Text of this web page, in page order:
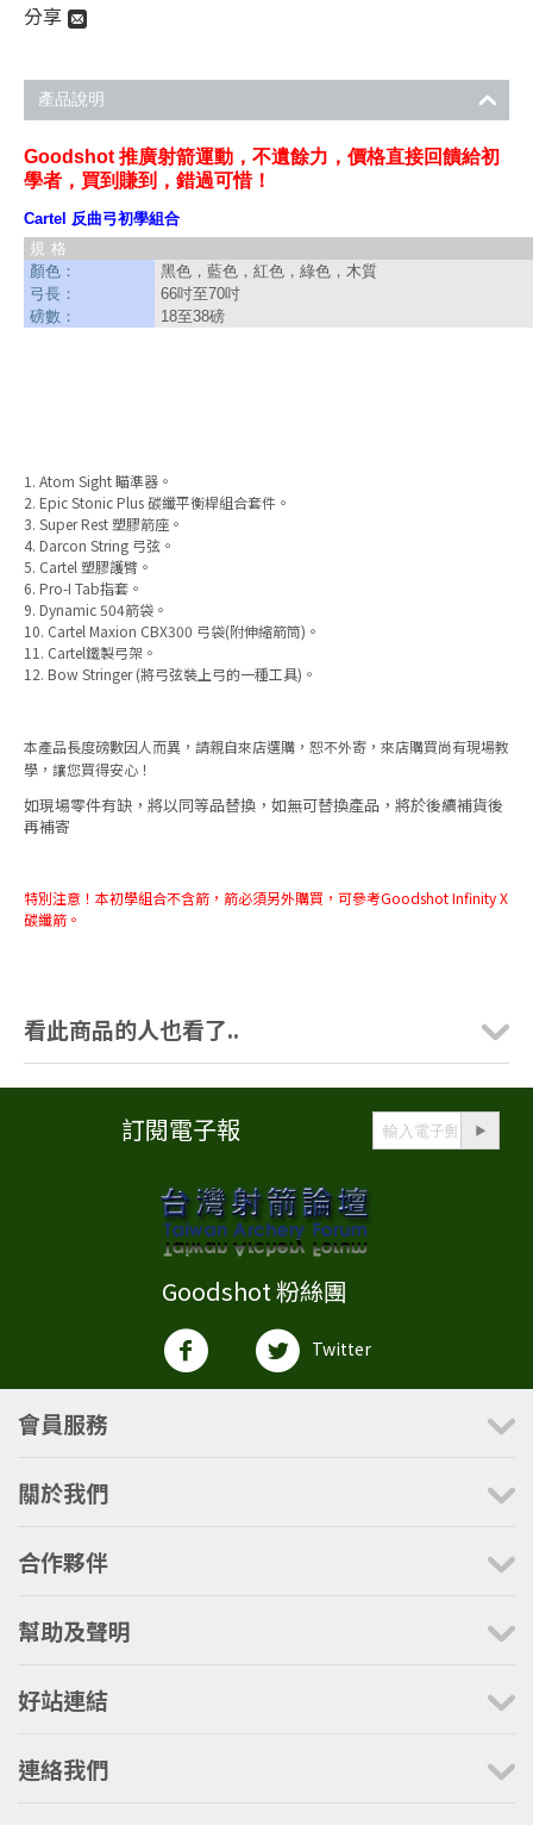
分享
產品說明
Goodshot 推廣射箭運動，不遺餘力，價格直接回饋給初
學者，買到賺到，錯過可惜！
Cartel 反曲弓初學組合
規格
顏色：
黑色，藍色，紅色，綠色，木質
弓長：
66吋至70吋
磅數：
18至38磅
1. Atom Sight 瞄準器。
2. Epic Stonic Plus 碳纖平衡桿組合套件。
3. Super Rest 塑膠箭座。
4. Darcon String 弓弦。
5. Cartel 塑膠護臂。
6. Pro-I Tab指套。
9. Dynamic 504箭袋。
10. Cartel Maxion CBX300 弓袋(附伸縮箭筒)。
11. Cartel鐵製弓架。
12. Bow Stringer (將弓弦裝上弓的一種工具)。
本產品長度磅數因人而異，請親自來店選購，恕不外寄，來店購買尚有現場教
學，讓您買得安心！
如現場零件有缺，將以同等品替換，如無可替換產品，將於後續補貨後
再補寄
特別注意！本初學組合不含箭，箭必須另外購買，可參考Goodshot Infinity X
碳纖箭。
看此商品的人也看了..
訂閱電子報
Goodshot 粉絲團
Twitter
會員服務
關於我們
合作夥伴
幫助及聲明
好站連結
連絡我們